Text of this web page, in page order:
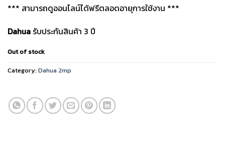
*** สามารถดูออนไลน์ได้ฟรีตลอดอายุการใช้งาน ***
Dahua รับประกันสินค้า 3 ปี
Out of stock
Category:Dahua 2mp